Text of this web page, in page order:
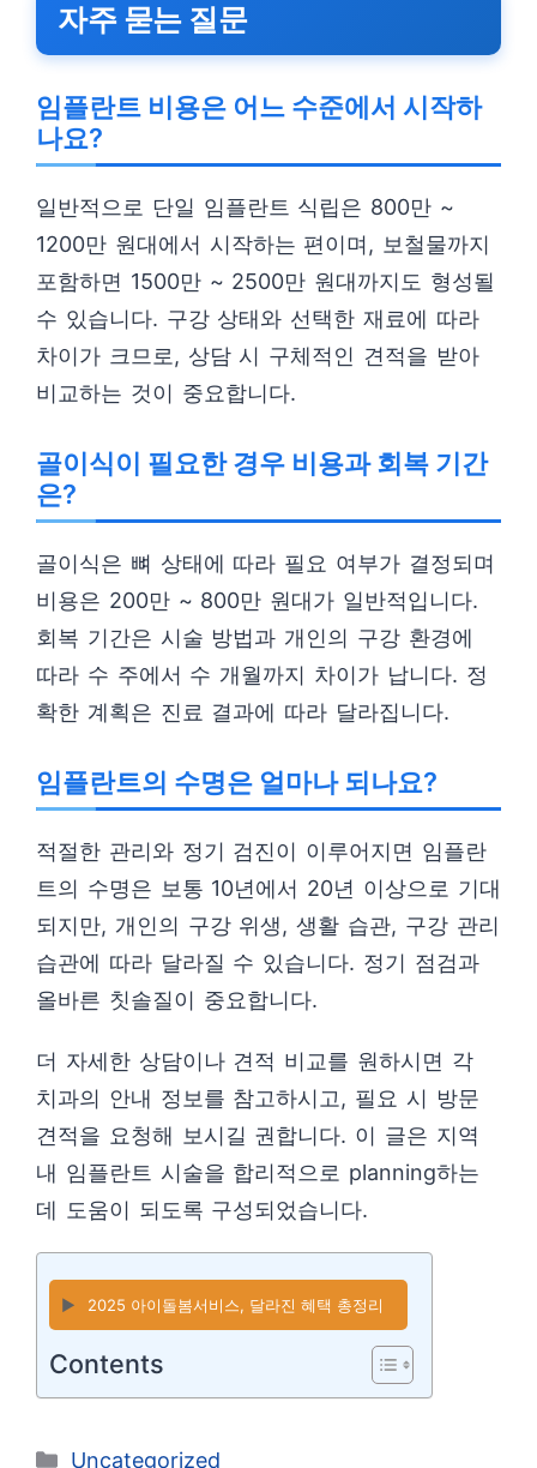
자주 묻는 질문
임플란트 비용은 어느 수준에서 시작하
나요?
일반적으로 단일 임플란트 식립은 800만 ~
1200만 원대에서 시작하는 편이며, 보철물까지
포함하면 1500만 ~ 2500만 원대까지도 형성될
수 있습니다. 구강 상태와 선택한 재료에 따라
차이가 크므로, 상담 시 구체적인 견적을 받아
비교하는 것이 중요합니다.
골이식이 필요한 경우 비용과 회복 기간
은?
골이식은 뼈 상태에 따라 필요 여부가 결정되며
비용은 200만 ~ 800만 원대가 일반적입니다.
회복 기간은 시술 방법과 개인의 구강 환경에
따라 수 주에서 수 개월까지 차이가 납니다. 정
확한 계획은 진료 결과에 따라 달라집니다.
임플란트의 수명은 얼마나 되나요?
적절한 관리와 정기 검진이 이루어지면 임플란
트의 수명은 보통 10년에서 20년 이상으로 기대
되지만, 개인의 구강 위생, 생활 습관, 구강 관리
습관에 따라 달라질 수 있습니다. 정기 점검과
올바른 칫솔질이 중요합니다.
더 자세한 상담이나 견적 비교를 원하시면 각
치과의 안내 정보를 참고하시고, 필요 시 방문
견적을 요청해 보시길 권합니다. 이 글은 지역
내 임플란트 시술을 합리적으로 planning하는
데 도움이 되도록 구성되었습니다.
▶️ 2025 아이돌봄서비스, 달라진 혜택 총정리
Contents
카
Uncategorized